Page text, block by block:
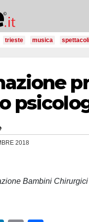
trieste musica spettacoli
2018
Bambini Chirurgici